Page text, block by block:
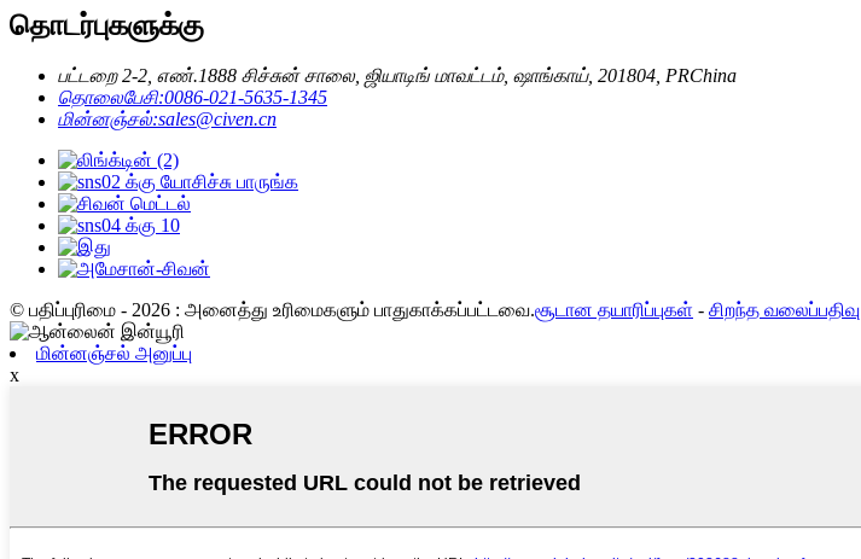
தொடர்புகளுக்கு
பட்டறை 2-2, எண்.1888 சிச்சுன் சாலை, ஜியாடிங் மாவட்டம், ஷாங்காய், 201804, PRChina
தொலைபேசி:0086-021-5635-1345
மின்னஞ்சல்:sales@civen.cn
© பதிப்புரிமை - 2026 : அனைத்து உரிமைகளும் பாதுகாக்கப்பட்டவை.சூடான தயாரிப்புகள் - சிறந்த வலைப்பதிவு
மின்னஞ்சல் அனுப்பு
x